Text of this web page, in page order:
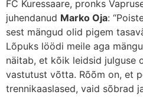
FC Kuressaare, pronks
juhendanud Marko Oja:
sest mängud olid pigem
Lõpuks löödi meile aga
näitab, et kõik leidsid julguse
vastutust võtta. Rõõm on, et
trennikaaslased, vaid sõbrad